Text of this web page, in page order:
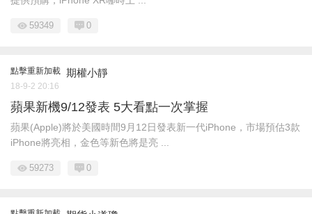
59349 0
點擊重新加載 期權小靜
18-9-2 20:16
蘋果新機9/12發表 5大看點一次掌握
蘋果(Apple)將於美國時間9月12日發表新一代iPhone，市場預估3款
iPhone將亮相，金色等新色將是亮 ...
59273 0